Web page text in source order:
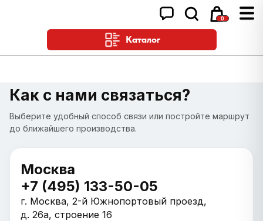
0
Каталог
Как с нами связаться?
Выберите удобный способ связи или постройте маршрут
до ближайшего производства.
Москва
+7 (495) 133-50-05
г. Москва, 2-й Южнопортовый проезд,
д. 26а, строение 16